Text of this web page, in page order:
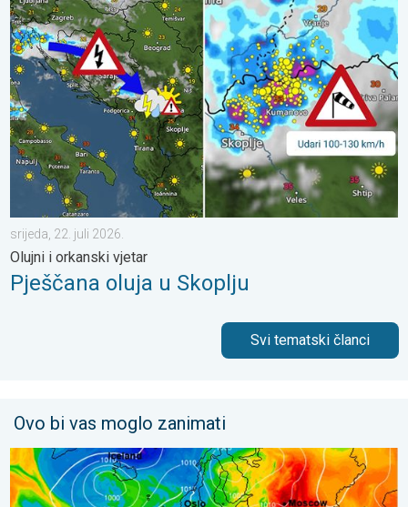
Pješčana oluja u Skoplju. Olujni i orkanski vjetar. . . srijeda, 22.
srijeda, 22. juli 2026.
Olujni i orkanski vjetar
Pješčana oluja u Skoplju
Svi tematski članci
Ovo bi vas moglo zanimati
Još toplije do petka, 40-ice se šire. Ljetne vrućine. . . utorak,